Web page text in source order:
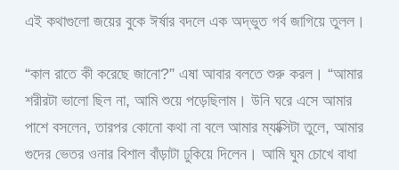
এই কথাগুলো জয়ের বুকে ঈর্ষার বদলে এক অদ্ভুত গর্ব জাগিয়ে তুলল।
“কাল রাতে কী করেছে জানো?” এষা আবার বলতে শুরু করল। “আমার
শরীরটা ভালো ছিল না, আমি শুয়ে পড়েছিলাম। উনি ঘরে এসে আমার
পাশে বসলেন, তারপর কোনো কথা না বলে আমার ম্যাক্সিটা তুলে, আমার
গুদের ভেতর ওনার বিশাল বাঁড়াটা ঢুকিয়ে দিলেন। আমি ঘুম চোখে বাধা